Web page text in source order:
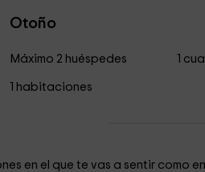
Otoño
Máximo 2 huéspedes
1 habitaciones
1
en el que te vas a sentir como